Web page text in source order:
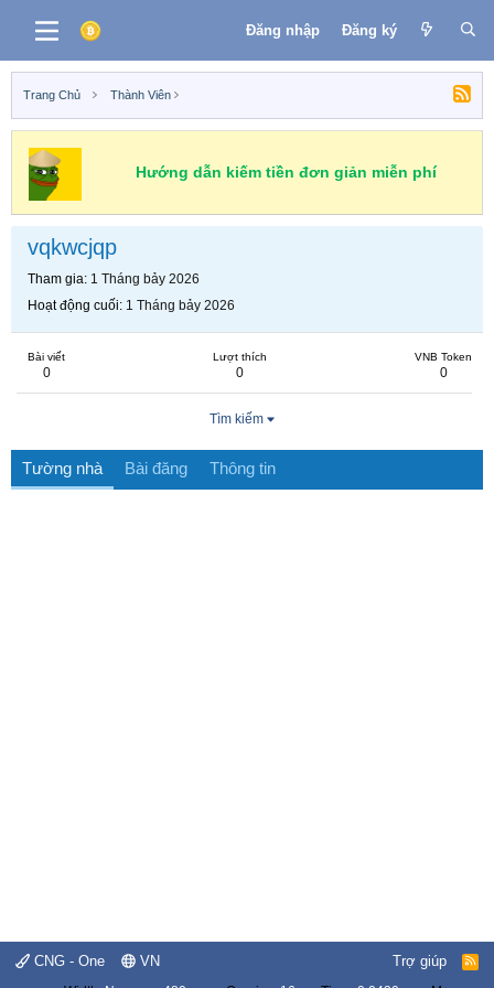
Đăng nhập Đăng ký
Trang Chủ Thành Viên
Hướng dẫn kiếm tiền đơn giản miễn phí
vqkwcjqp
Tham gia 1 Tháng bảy 2026
Hoạt động cuối 1 Tháng bảy 2026
Bài viết
0
Lượt thích
0
VNB Token
0
Tìm kiếm
Tường nhà Bài đăng Thông tin
CNG - One VN Trợ giúp
R